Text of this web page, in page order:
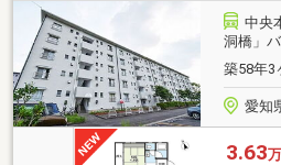
中央
洞橋」
築58年3
愛知
3.63